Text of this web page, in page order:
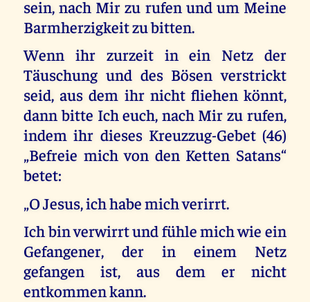
sein, nach Mir zu rufen und um Meine
Barmherzigkeit zu bitten.
Wenn ihr zurzeit in ein Netz der
Täuschung und des Bösen verstrickt
seid, aus dem ihr nicht fliehen könnt,
dann bitte Ich euch, nach Mir zu rufen,
indem ihr dieses Kreuzzug-Gebet (46)
„Befreie mich von den Ketten Satans“
betet:
„O Jesus, ich habe mich verirrt.
Ich bin verwirrt und fühle mich wie ein
Gefangener, der in einem Netz
gefangen ist, aus dem er nicht
entkommen kann.